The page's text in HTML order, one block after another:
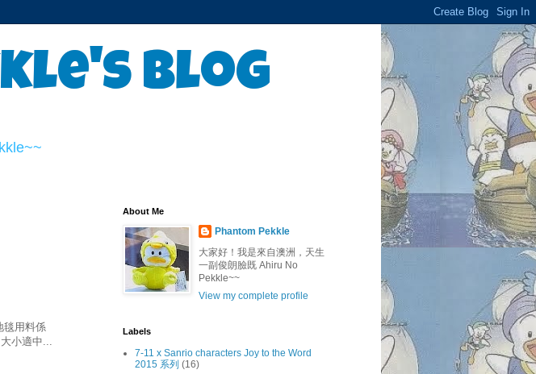
Blog
毯用料係
小適中...
About Me
Phantom Pekkle
大家好！我是來自澳洲，天生
一副俊朗臉既 Ahiru No
Pekkle~~
View my complete profile
Labels
7-11 x Sanrio characters Joy to the Word
2015 系列 (16)